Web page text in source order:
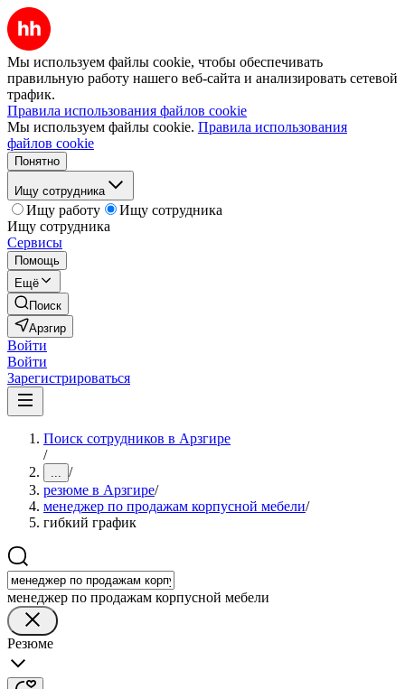
Мы используем файлы cookie, чтобы обеспечивать
правильную работу нашего веб-сайта и анализировать сетевой
трафик.
Правила использования файлов cookie
Мы используем файлы cookie. Правила использования
файлов cookie
Понятно
Ищу сотрудника
Ищу работу
Ищу сотрудника
Ищу сотрудника
Сервисы
Помощь
Ещё
Поиск
Арзгир
Войти
Войти
Зарегистрироваться
Поиск сотрудников в Арзгире
/
... /
резюме в Арзгире/
менеджер по продажам корпусной мебели/
гибкий график
менеджер по продажам корпусной мебели
Резюме